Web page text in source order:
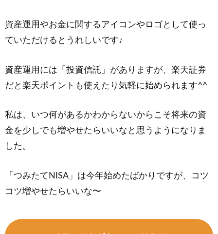
資産運用やお金に関するアイコンやロゴとして使っ
ていただけるとうれしいです♪
資産運用には「投資信託」がありますが、楽天証券
だと楽天ポイントも使えたり気軽に始められます^^
私は、いつ何があるかわからないからこそ将来の資
金を少しでも増やせたらいいなと思うようになりま
した。
「つみたてNISA」は今年始めたばかりですが、コツ
コツ増やせたらいいな〜